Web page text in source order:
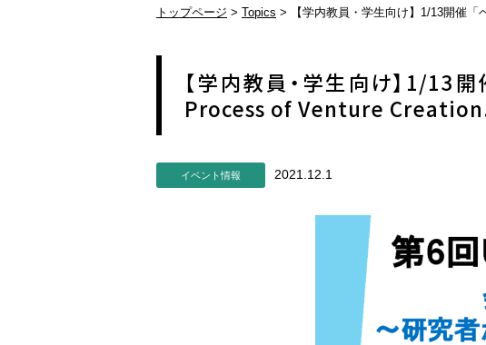
トップページ Topics 【学内教員・学生向け】1/13開催
【学内教員・学生向け】1/13
Process of Venture
イベント情報 2021.12.1